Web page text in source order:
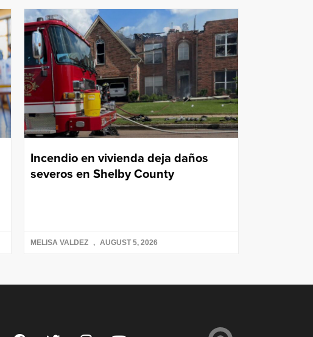
Incendio en vivienda deja daños
severos en Shelby County
MELISA VALDEZ AUGUST 5, 2026